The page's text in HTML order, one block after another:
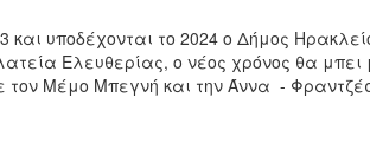
υποδέχονται το 2024 ο Δήμος
Ελευθερίας, ο νέος χρόνος θα μπει
τον Μέμο Μπεγνή και την Άννα -